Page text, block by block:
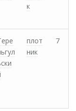
к
плот
ник
7